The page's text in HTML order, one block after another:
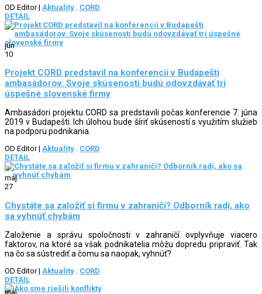
OD Editor| Aktuality . CORD
DETAIL
jún
10
Projekt CORD predstavil na konferencii v Budapešti
ambasádorov. Svoje skúsenosti budú odovzdávať tri
úspešné slovenské firmy
Ambasádori projektu CORD sa predstavili počas konferencie 7. júna
2019 v Budapešti. Ich úlohou bude šíriť skúseností s využitím služieb
na podporu podnikania.
OD Editor| Aktuality . CORD
DETAIL
máj
27
Chystáte sa založiť si firmu v zahraničí? Odborník radí, ako
sa vyhnúť chybám
Založenie a správu spoločnosti v zahraničí ovplyvňuje viacero
faktorov, na ktoré sa však podnikatelia môžu dopredu pripraviť. Tak
na čo sa sústrediť a čomu sa naopak, vyhnúť?
OD Editor| Aktuality
CORD
DETAIL
máj